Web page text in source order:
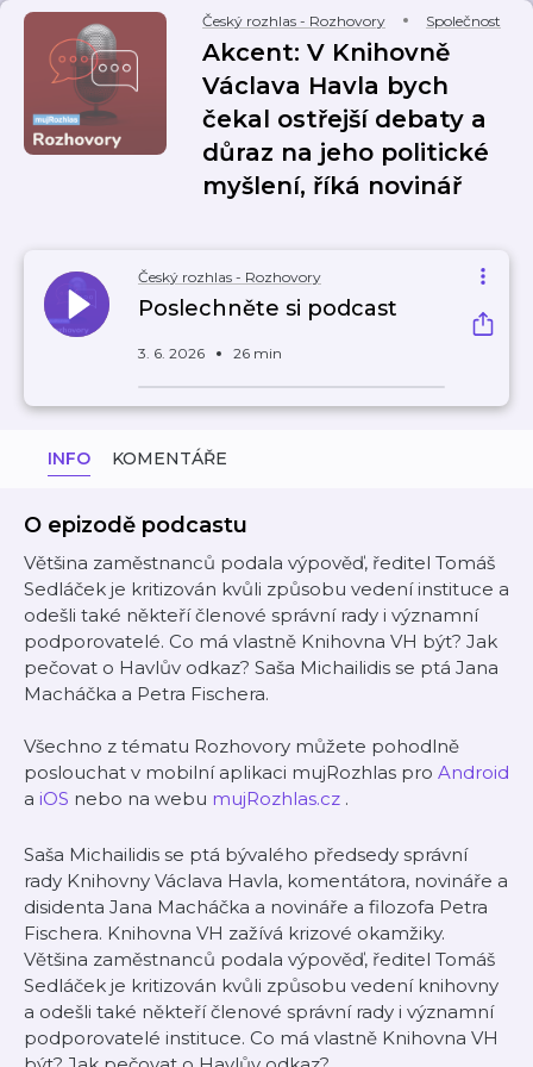
Český rozhlas - Rozhovory Společnost
Akcent: V Knihovně
Václava Havla bych
čekal ostřejší debaty a
důraz na jeho politické
myšlení, říká novinář
Český rozhlas - Rozhovory
Poslechněte si podcast
3. 6. 2026 26 min
INFO KOMENTÁŘE
O epizodě podcastu
Většina zaměstnanců podala výpověď, ředitel Tomáš
Sedláček je kritizován kvůli způsobu vedení instituce a
odešli také někteří členové správní rady i významní
podporovatelé. Co má vlastně Knihovna VH být? Jak
pečovat o Havlův odkaz? Saša Michailidis se ptá Jana
Macháčka a Petra Fischera.
Všechno z tématu Rozhovory můžete pohodlně
poslouchat v mobilní aplikaci mujRozhlas pro Android
a iOS nebo na webu mujRozhlas.cz .
Saša Michailidis se ptá bývalého předsedy správní
rady Knihovny Václava Havla, komentátora, novináře a
disidenta Jana Macháčka a novináře a filozofa Petra
Fischera. Knihovna VH zažívá krizové okamžiky.
Většina zaměstnanců podala výpověď, ředitel Tomáš
Sedláček je kritizován kvůli způsobu vedení knihovny
a odešli také někteří členové správní rady i významní
podporovatelé instituce. Co má vlastně Knihovna VH